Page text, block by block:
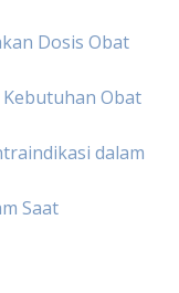
Dosis Obat
Obat
dalam
Saat